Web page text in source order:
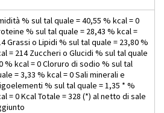
% sul tal quale = 40,55 % kcal = 0
% sul tal quale = 28,43 % kcal =
Grassi o Lipidi % sul tal quale = 23,80 %
= 214 Zuccheri o Glucidi % sul tal quale
% kcal = 0 Cloruro di sodio % sul tal
= 3,33 % kcal = 0 Sali minerali e
% sul tal quale = 1,35 * %
= 0 Kcal Totale = 328 (*) al netto di sale